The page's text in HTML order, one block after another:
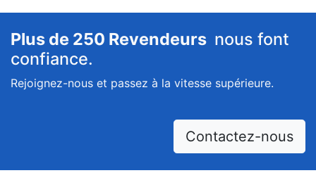
Plus de 250 Revendeurs nous font
confiance.
Rejoignez-nous et passez à la vitesse supérieure.
Contactez-nous